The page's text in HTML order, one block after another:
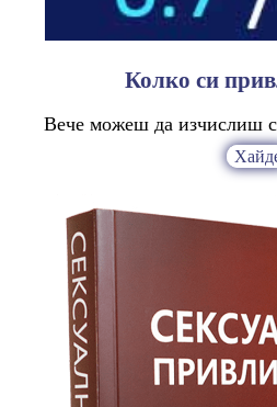
Колко си
Вече можеш да изчислиш